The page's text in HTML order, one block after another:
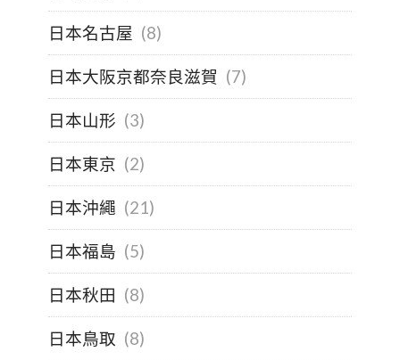
日本名古屋 (8)
日本大阪京都奈良滋賀 (7)
日本山形 (3)
日本東京 (2)
日本沖繩 (21)
日本福島 (5)
日本秋田 (8)
日本鳥取 (8)